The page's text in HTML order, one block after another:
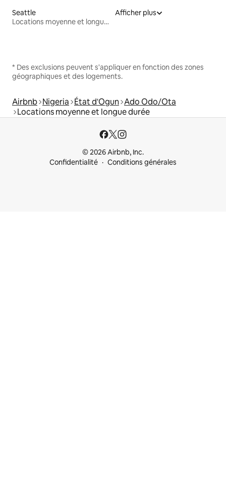
Seattle
Locations moyenne et longue durée
Afficher plus
* Des exclusions peuvent s'appliquer en fonction des zones
géographiques et des logements.
Airbnb Nigeria État d'Ogun Ado Odo/Ota
Locations moyenne et longue durée
© 2026 Airbnb, Inc.
Confidentialité
Conditions générales